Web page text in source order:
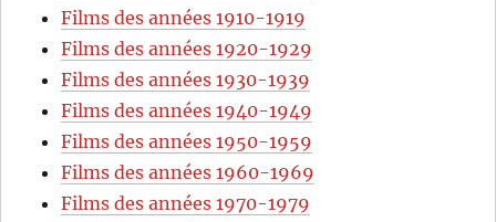
Films des années 1910-1919
Films des années 1920-1929
Films des années 1930-1939
Films des années 1940-1949
Films des années 1950-1959
Films des années 1960-1969
Films des années 1970-1979